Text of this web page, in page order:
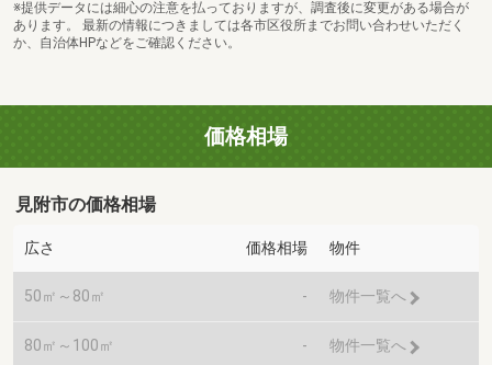
※提供データには細心の注意を払っておりますが、調査後に変更がある場合が
あります。 最新の情報につきましては各市区役所までお問い合わせいただく
か、自治体HPなどをご確認ください。
価格相場
見附市の価格相場
広さ 価格相場 物件
50㎡～80㎡ - 物件一覧へ
80㎡～100㎡ - 物件一覧へ